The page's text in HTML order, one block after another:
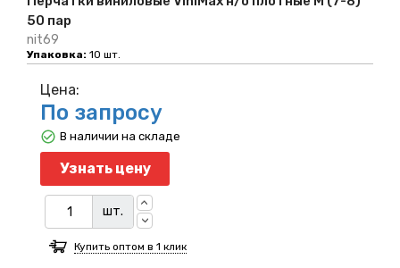
50 пар
nit69
Упаковка: 10 шт.
Цена:
По запросу
Узнать цену
шт.
В наличии на складе
Купить оптом в 1 клик